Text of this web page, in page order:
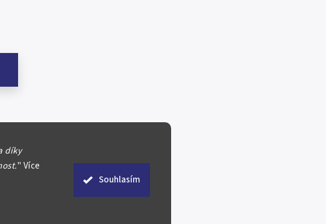
díky
" Více
Souhlasím